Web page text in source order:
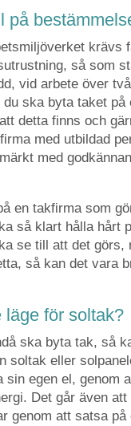
på
krävs
så som
vid arbete över
ska byta taket på
detta finns och
med utbildad
med
en takfirma som
så klart hålla hårt
se till att det görs,
så kan det vara
läge för soltak?
ska byta tak, så
soltak eller
sin egen el, genom
Det går även att
genom att satsa